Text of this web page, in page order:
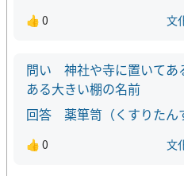
和の時代から、主に学童野
👍 0 文
神社や寺に置いてあ
ある大きい棚の名前
薬箪笥（くすりたん
👍 0 文